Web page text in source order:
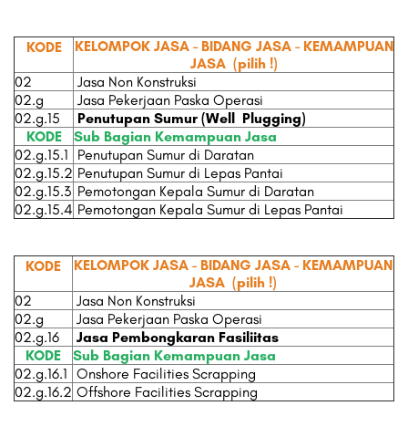
KODE
KELOMPOK JASA - BIDANG JASA - KEMAMPUAN
JASA (pilih !)
02
Jasa Non Konstruksi
02.g
Jasa Pekerjaan Paska Operasi
02.g.15
Penutupan Sumur (Well Plugging)
KODE
Sub Bagian Kemampuan Jasa
02.g.15.1
Penutupan Sumur di Daratan
02.g.15.2 Penutupan Sumur di Lepas Pantai
02.g.15.3 Pemotongan Kepala Sumur di Daratan
02.g.15.4 Pemotongan Kepala Sumur di Lepas Pantai
KODE
KELOMPOK JASA - BIDANG JASA - KEMAMPUAN
JASA (pilih !)
02
Jasa Non Konstruksi
02.g
Jasa Pekerjaan Paska Operasi
02.g.16
Jasa Pembongkaran Fasiliitas
KODE
Sub Bagian Kemampuan Jasa
02.g.16.1 Onshore Facilities Scrapping
02.g.16.2 Offshore Facilities Scrapping